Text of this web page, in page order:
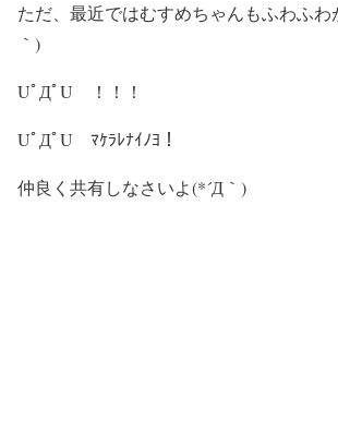
ただ、最近ではむすめちゃんもふわふわ
｀)
UﾟДﾟU ！！！
UﾟДﾟU ﾏｹﾗﾚﾅｲﾉﾖ！
仲良く共有しなさいよ(*´Д｀)